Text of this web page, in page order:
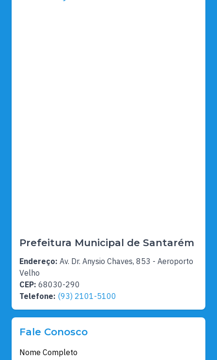
Prefeitura Municipal de Santarém
Endereço: Av. Dr. Anysio Chaves, 853 - Aeroporto
Velho
CEP: 68030-290
Telefone: (93) 2101-5100
Fale Conosco
Nome Completo